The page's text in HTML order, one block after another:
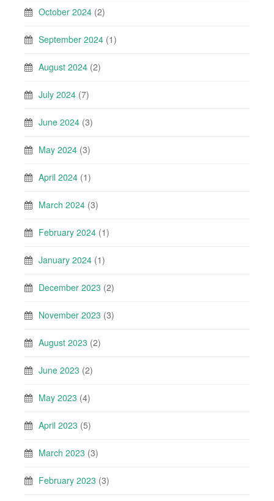
October 2024 (2)
September 2024 (1)
August 2024 (2)
July 2024 (7)
June 2024 (3)
May 2024 (3)
April 2024 (1)
March 2024 (3)
February 2024 (1)
January 2024 (1)
December 2023 (2)
November 2023 (3)
August 2023 (2)
June 2023 (2)
May 2023 (4)
April 2023 (5)
March 2023 (3)
February 2023 (3)